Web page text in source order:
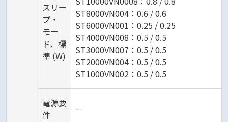
スリー
プ・
モー
ド、標
準 (W)
ST8000VN004：0.6 / 0.6
ST6000VN001：0.25 / 0.25
ST4000VN008：0.5 / 0.5
ST3000VN007：0.5 / 0.5
ST2000VN004：0.5 / 0.5
ST1000VN002：0.5 / 0.5
電源要
件
－